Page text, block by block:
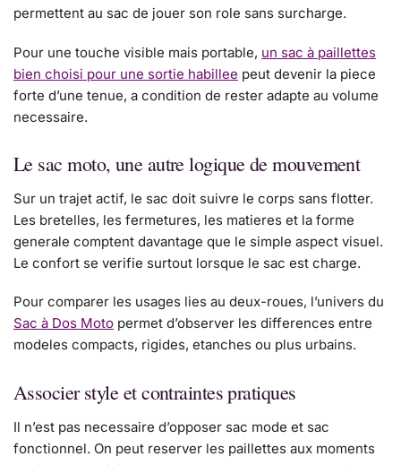
permettent au sac de jouer son role sans surcharge.
Pour une touche visible mais portable, un sac à paillettes
bien choisi pour une sortie habillee peut devenir la piece
forte d’une tenue, a condition de rester adapte au volume
necessaire.
Le sac moto, une autre logique de mouvement
Sur un trajet actif, le sac doit suivre le corps sans flotter.
Les bretelles, les fermetures, les matieres et la forme
generale comptent davantage que le simple aspect visuel.
Le confort se verifie surtout lorsque le sac est charge.
Pour comparer les usages lies au deux-roues, l’univers du
Sac à Dos Moto permet d’observer les differences entre
modeles compacts, rigides, etanches ou plus urbains.
Associer style et contraintes pratiques
Il n’est pas necessaire d’opposer sac mode et sac
fonctionnel. On peut reserver les paillettes aux moments